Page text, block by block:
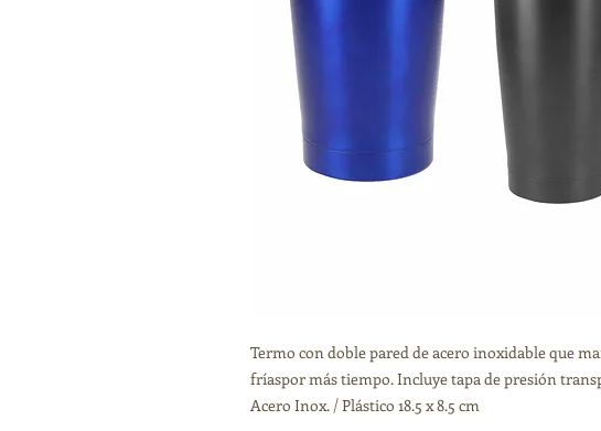
Termo con doble pared de acero inoxidable que
fríaspor más tiempo. Incluye tapa de presión
Acero Inox. / Plástico 18.5 x 8.5 cm